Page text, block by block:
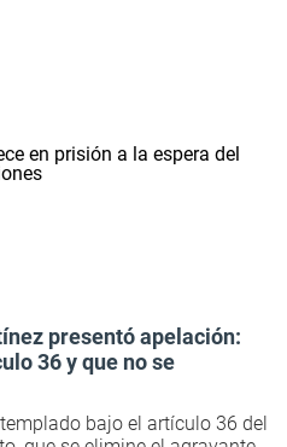
presentó apelación:
36 y que no se
bajo el artículo 36 del